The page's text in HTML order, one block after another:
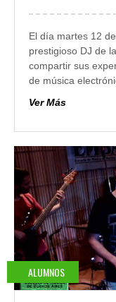
El día martes 12
prestigioso DJ de
compartir sus
de música
Ver Más
ALUMNOS